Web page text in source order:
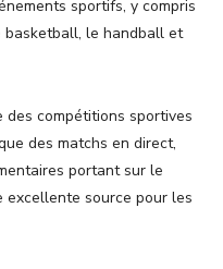
sportifs, y compris
le handball et
compétitions sportives
des matchs en direct,
portant sur le
excellente source pour les